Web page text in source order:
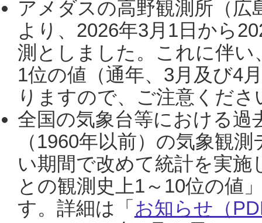
アメダスの高野観測所（
より、2026年3月1日から
測としました。これに伴い
1位の値（通年、3月及び4
りますので、ご注意くだ
全国の気象台等における過
（1960年以前）の気象観
い期間で改めて統計を実
との観測史上1～10位の値
す。詳細は「 お知らせ（